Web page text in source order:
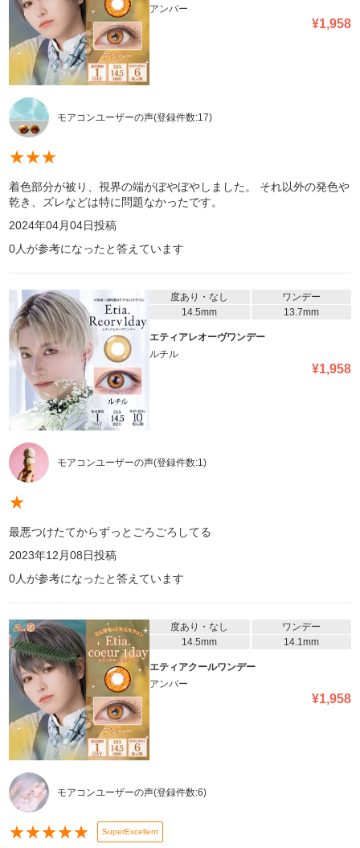
アンバー
¥1,958
モアコンユーザーの声(登録件数:17)
★★★
着色部分が被り、視界の端がぼやぼやしました。 それ以外の発色や
乾き、ズレなどは特に問題なかったです。
2024年04月04日投稿
0人が参考になったと答えています
度あり・なし
ワンデー
14.5mm
13.7mm
エティアレオーヴワンデー
ルチル
¥1,958
モアコンユーザーの声(登録件数:1)
★
最悪つけたてからずっとごろごろしてる
2023年12月08日投稿
0人が参考になったと答えています
度あり・なし
ワンデー
14.5mm
14.1mm
エティアクールワンデー
アンバー
¥1,958
モアコンユーザーの声(登録件数:6)
★★★★★ SuperExcellent